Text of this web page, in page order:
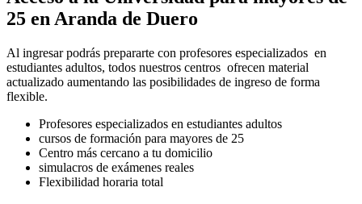
25 en Aranda de Duero
Al ingresar podrás prepararte con profesores especializados en
estudiantes adultos, todos nuestros centros ofrecen material
actualizado aumentando las posibilidades de ingreso de forma
flexible.
Profesores especializados en estudiantes adultos
cursos de formación para mayores de 25
Centro más cercano a tu domicilio
simulacros de exámenes reales
Flexibilidad horaria total